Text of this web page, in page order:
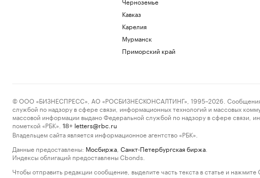
Кавказ
Карелия
Мурманск
Приморский край
© ООО «БИЗНЕСПРЕСС», АО «РОСБИЗНЕСКОНСАЛТИНГ», 1995–2026. Сообщения и
службой по надзору в сфере связи, информационных технологий и массовых
массовой информации выдано Федеральной службой по надзору в сфере
пометкой «РБК».
18+ letters@rbc.ru
Владельцем сайта является информационное агентство «РБК».
Данные предоставлены: Мосбиржа Санкт-Петербургская биржа
Индексы облигаций предоставлены Cbonds.
Чтобы отправить редакции сообщение, выделите часть текста в статье и нажмите